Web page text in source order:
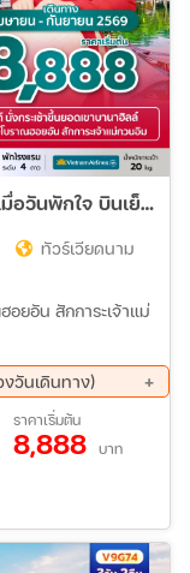
ทัวร์เวียดนาม ซุปตาร์...ดานัง เราพบกันเมื่อวันพักใจ บินเย็น-กลับเย็น 4วัน 3คืน (VN)
ทัวร์เวียดนาม
อยอัน สักการะเจ้าแม่
วันเดินทาง)
- 14 ส.ค. 69
- 18 ส.ค. 69
- 21 ส.ค. 69
- 25 ส.ค. 69
- 28 ส.ค. 69
- 01 ก.ย. 69
69 - 04 ก.ย. 69
ราคาเริ่มต้น
8,888 บาท